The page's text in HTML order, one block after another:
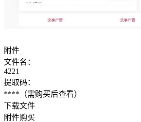
附件
文件名：
4221
提取码：
**** （需购买后查看）
下载文件
附件购买